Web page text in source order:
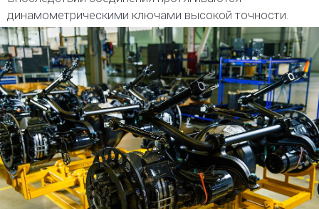
динамометрическими ключами высокой точности.